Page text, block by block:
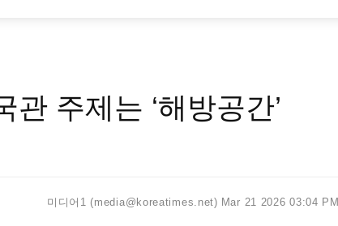
주제는 ‘해방공간’
미디어1 (media@koreatimes.net) Mar 21 2026 03:04 PM